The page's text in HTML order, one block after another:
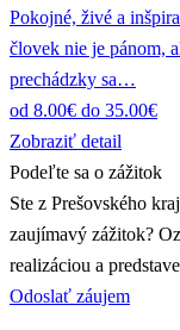
Pokojné, živé a
človek nie je pánom,
prechádzky sa…
od 8.00€ do 35.00€
Zobraziť detail
Podeľte sa o zážitok
Ste z Prešovského
zaujímavý zážitok?
realizáciou a
Odoslať záujem